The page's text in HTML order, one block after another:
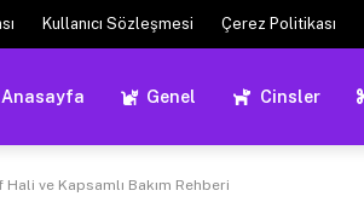
Kullanıcı Sözleşmesi Çerez Politikası
Anasayfa Genel Cinsler
ve Kapsamlı Bakım Rehberi